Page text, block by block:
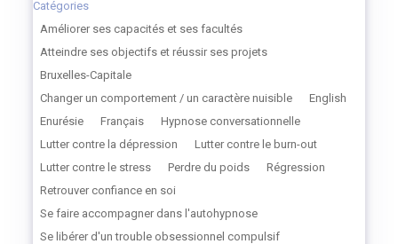
Catégories
Améliorer ses capacités et ses facultés
Atteindre ses objectifs et réussir ses projets
Bruxelles-Capitale
Changer un comportement / un caractère nuisible
English
Enurésie
Français
Hypnose conversationnelle
Lutter contre la dépression
Lutter contre le burn-out
Lutter contre le stress
Perdre du poids
Régression
Retrouver confiance en soi
Se faire accompagner dans l'autohypnose
Se libérer d'un trouble obsessionnel compulsif